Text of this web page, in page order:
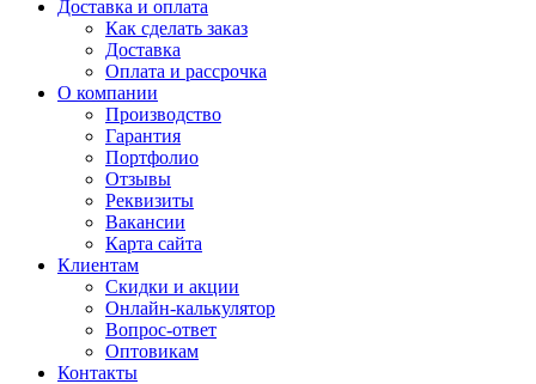
Доставка и оплата
Как сделать заказ
Доставка
Оплата и рассрочка
О компании
Производство
Гарантия
Портфолио
Отзывы
Реквизиты
Вакансии
Карта сайта
Клиентам
Скидки и акции
Онлайн-калькулятор
Вопрос-ответ
Оптовикам
Контакты